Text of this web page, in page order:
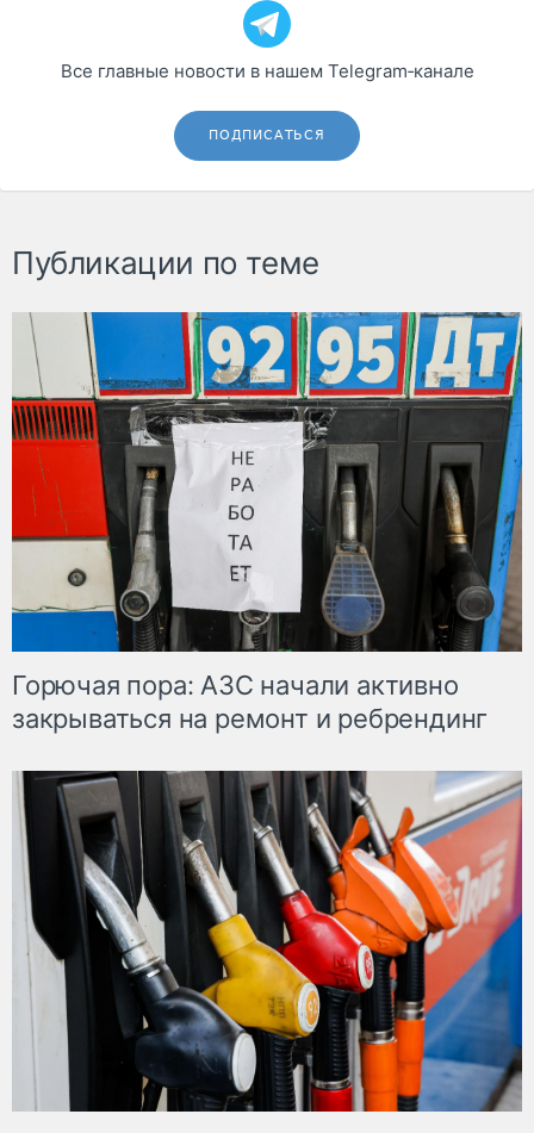
Все главные новости в нашем Telegram‑канале
ПОДПИСАТЬСЯ
Публикации по теме
Горючая пора: АЗС начали активно
закрываться на ремонт и ребрендинг